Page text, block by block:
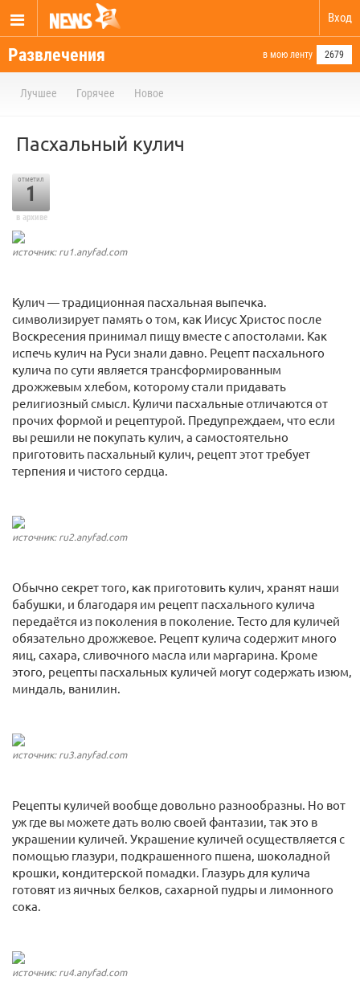
Вход
Развлечения в мою ленту 2679
Лучшее Горячее Новое
Пасхальный кулич
отметил
1
в архиве
источник: ru1.anyfad.com
Кулич — традиционная пасхальная выпечка.
символизирует память о том, как Иисус Христос после
Воскресения принимал пищу вместе с апостолами. Как
испечь кулич на Руси знали давно. Рецепт пасхального
кулича по сути является трансформированным
дрожжевым хлебом, которому стали придавать
религиозный смысл. Куличи пасхальные отличаются от
прочих формой и рецептурой. Предупреждаем, что если
вы решили не покупать кулич, а самостоятельно
приготовить пасхальный кулич, рецепт этот требует
терпения и чистого сердца.
источник: ru2.anyfad.com
Обычно секрет того, как приготовить кулич, хранят наши
бабушки, и благодаря им рецепт пасхального кулича
передаётся из поколения в поколение. Тесто для куличей
обязательно дрожжевое. Рецепт кулича содержит много
яиц, сахара, сливочного масла или маргарина. Кроме
этого, рецепты пасхальных куличей могут содержать изюм,
миндаль, ванилин.
источник: ru3.anyfad.com
Рецепты куличей вообще довольно разнообразны. Но вот
уж где вы можете дать волю своей фантазии, так это в
украшении куличей. Украшение куличей осуществляется с
помощью глазури, подкрашенного пшена, шоколадной
крошки, кондитерской помадки. Глазурь для кулича
готовят из яичных белков, сахарной пудры и лимонного
сока.
источник: ru4.anyfad.com